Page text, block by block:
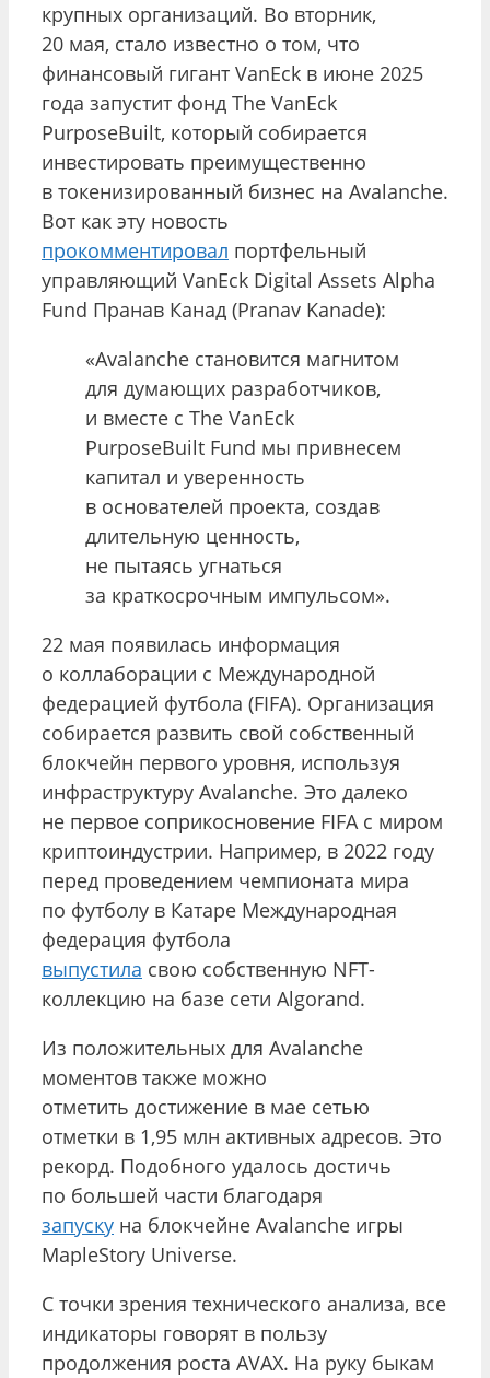
крупных организаций. Во вторник,
20 мая, стало известно о том, что
финансовый гигант VanEck в июне 2025
года запустит фонд The VanEck
PurposeBuilt, который собирается
инвестировать преимущественно
в токенизированный бизнес на Avalanche.
Вот как эту новость
прокомментировал портфельный
управляющий VanEck Digital Assets Alpha
Fund Пранав Канад (Pranav Kanade):
«Avalanche становится магнитом
для думающих разработчиков,
и вместе c The VanEck
PurposeBuilt Fund мы привнесем
капитал и уверенность
в основателей проекта, создав
длительную ценность,
не пытаясь угнаться
за краткосрочным импульсом».
22 мая появилась информация
о коллаборации с Международной
федерацией футбола (FIFA). Организация
собирается развить свой собственный
блокчейн первого уровня, используя
инфраструктуру Avalanche. Это далеко
не первое соприкосновение FIFA с миром
криптоиндустрии. Например, в 2022 году
перед проведением чемпионата мира
по футболу в Катаре Международная
федерация футбола
выпустила свою собственную NFT-
коллекцию на базе сети Algorand.
Из положительных для Avalanche
моментов также можно
отметить достижение в мае сетью
отметки в 1,95 млн активных адресов. Это
рекорд. Подобного удалось достичь
по большей части благодаря
запуску на блокчейне Avalanche игры
MapleStory Universe.
С точки зрения технического анализа, все
индикаторы говорят в пользу
продолжения роста AVAX. На руку быкам